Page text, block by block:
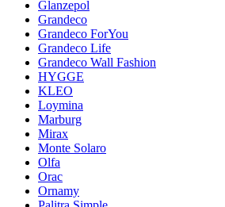
Glanzepol
Grandeco
Grandeco ForYou
Grandeco Life
Grandeco Wall Fashion
HYGGE
KLEO
Loymina
Marburg
Mirax
Monte Solaro
Olfa
Orac
Ornamy